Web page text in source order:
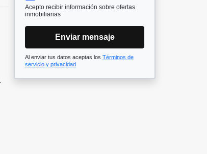
Acepto recibir información sobre ofertas
inmobiliarias
Enviar mensaje
Al enviar tus datos aceptas los Términos de
servicio y privacidad